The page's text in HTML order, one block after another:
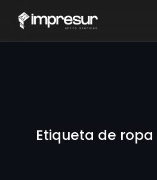
Etiqueta de ropa